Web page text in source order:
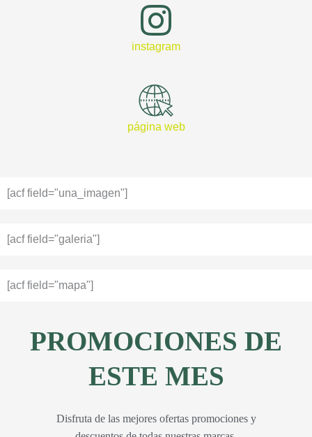
instagram
página web
[acf field="una_imagen"]
[acf field="galeria"]
[acf field="mapa"]
PROMOCIONES DE
ESTE MES
Disfruta de las mejores ofertas promociones y